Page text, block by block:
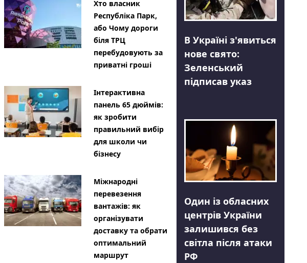
Хто власник
Республіка Парк,
або Чому дороги
біля ТРЦ
перебудовують за
приватні гроші
Інтерактивна
панель 65 дюймів:
як зробити
правильний вибір
для школи чи
бізнесу
Міжнародні
перевезення
вантажів: як
організувати
доставку та обрати
оптимальний
маршрут
В Україні з'явиться
нове свято:
Зеленський
підписав указ
Один із обласних
центрів України
залишився без
світла після атаки
РФ